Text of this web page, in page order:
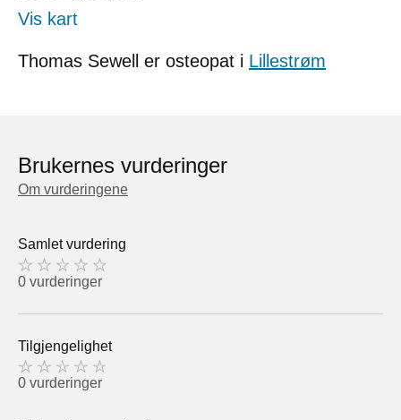
Vis kart
Thomas Sewell er osteopat i Lillestrøm
Brukernes vurderinger
Om vurderingene
Samlet vurdering
0 vurderinger
Tilgjengelighet
0 vurderinger